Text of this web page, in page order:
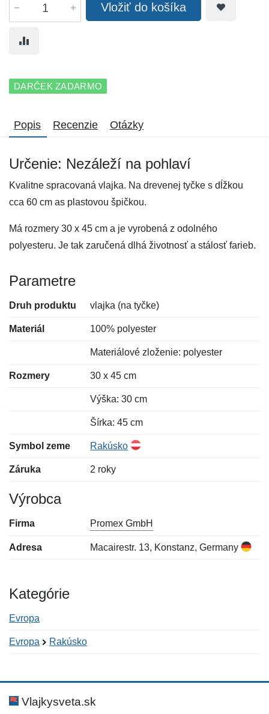
Vložiť do košíka
DARČEK ZADARMO
Popis Recenzie Otázky
Určenie: Nezáleží na pohlaví
Kvalitne spracovaná vlajka. Na drevenej tyčke s dĺžkou
cca 60 cm as plastovou špičkou.
Má rozmery 30 x 45 cm a je vyrobená z odolného
polyesteru. Je tak zaručená dlhá životnosť a stálosť farieb.
Parametre
Druh produktu vlajka (na tyčke)
Materiál 100% polyester
Materiálové zloženie: polyester
Rozmery 30 x 45 cm
Výška: 30 cm
Šírka: 45 cm
Symbol zeme Rakúsko
Záruka 2 roky
Výrobca
Firma Promex GmbH
Adresa Macairestr. 13, Konstanz, Germany
Kategórie
Evropa
Evropa Rakúsko
Hodnotenie:
Meno:
Vlajkysveta.sk